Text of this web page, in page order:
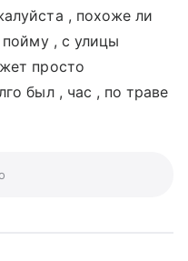
, похоже ли
, с улицы
просто
был , час , по траве